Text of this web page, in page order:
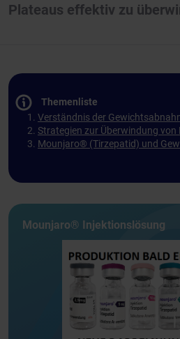
Plateaus effektiv zu
Themenliste
Verständnis der
Strategien zur Überwindung von
Mounjaro® (Tirzepatid) und
Mounjaro® Injektionslösung